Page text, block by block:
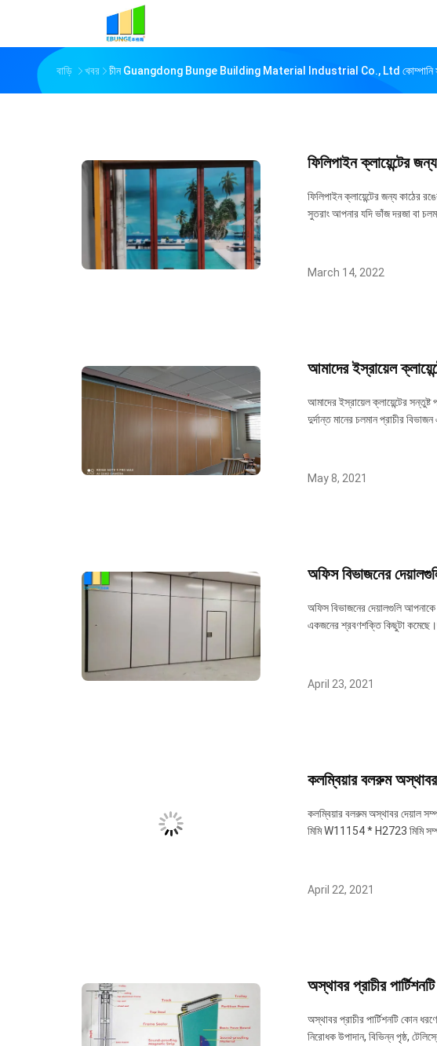
বাড়ি খবর চীন Guangdong Bunge Building Material Industrial Co., Ltd কোম্পানি
ফিলিপাইন ক্লায়েন্টের
ফিলিপাইন ক্লায়েন্টের জন্য কাঠের
সুতরাং আপনার যদি ভাঁজ দরজা বা
March 14, 2022
আমাদের ইস্রায়েল
আমাদের ইস্রায়েল ক্লায়েন্টের
দুর্দান্ত মানের চলমান প্রাচীর
May 8, 2021
অফিস বিভাজনের
অফিস বিভাজনের দেয়ালগুলি
একজনের শ্রবণশক্তি কিছুটা
April 23, 2021
কলম্বিয়ার বলরুম
কলম্বিয়ার বলরুম অস্থাবর দেয়াল
মিমি W11154 * H2723 মিমি
April 22, 2021
অস্থাবর প্রাচীর
অস্থাবর প্রাচীর পার্টিশনটি কোন
নিরোধক উপাদান, বিভিন্ন পৃষ্ঠ,